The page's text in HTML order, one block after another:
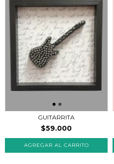
GUITARRITA
$59.000